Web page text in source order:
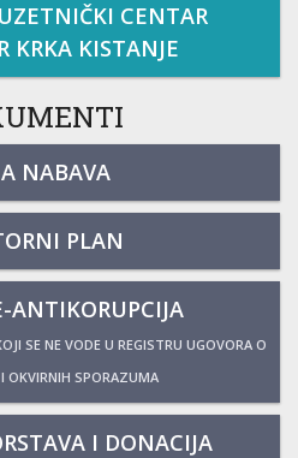
CENTAR
KRKA KISTANJE
NABAVA
PLAN
ANTIKORUPCIJA
SE NE VODE U REGISTRU UGOVORA O
OKVIRNIH SPORAZUMA
I DONACIJA